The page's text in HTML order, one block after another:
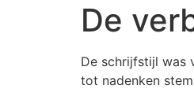
De
De schrijfstijl was
tot nadenken